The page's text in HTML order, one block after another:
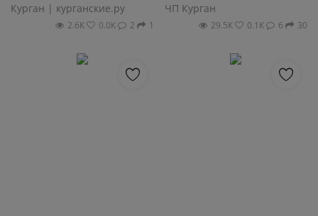
Курган | курганские.ру
2.6К 0.0К 2 1
ЧП Курган
29.5К 0.1К 6 30